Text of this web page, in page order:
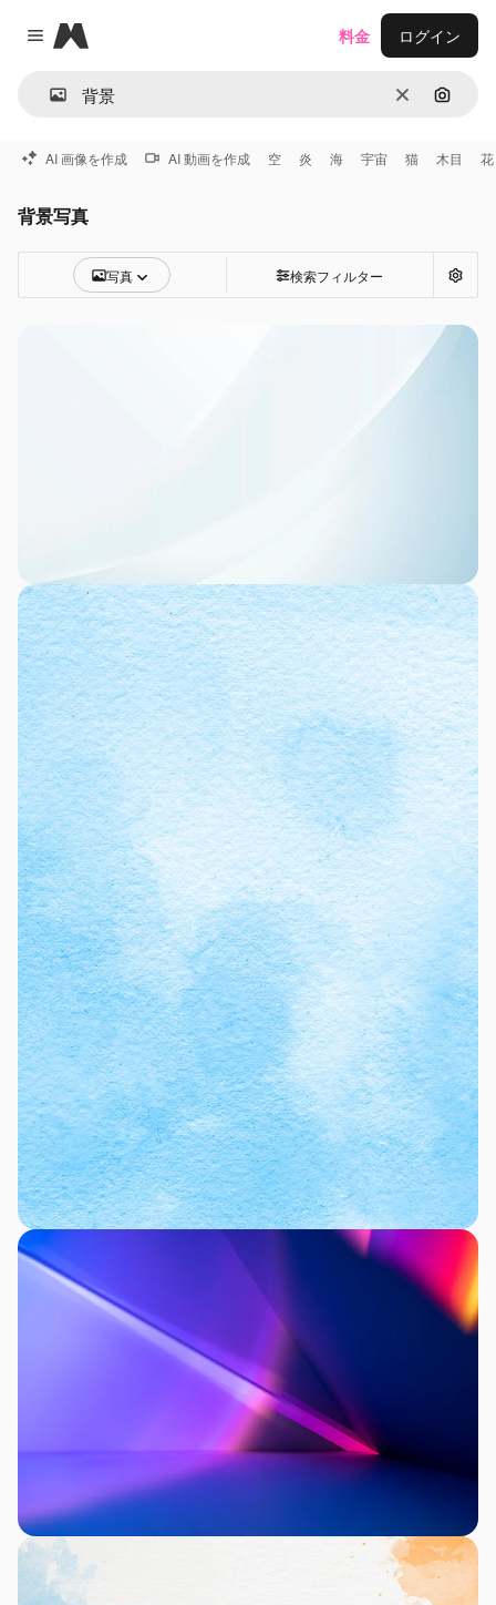
Close menu
Magnific
消去 画像で
料金 ログイン
AI 画像を作成 AI 動画を作成 空 炎 海 宇宙 猫 木目 花
背景写真
写真 検索フィルター